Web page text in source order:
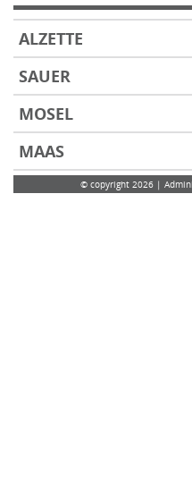
ALZETTE
SAUER
MOSEL
MAAS
© copyright 2026 |